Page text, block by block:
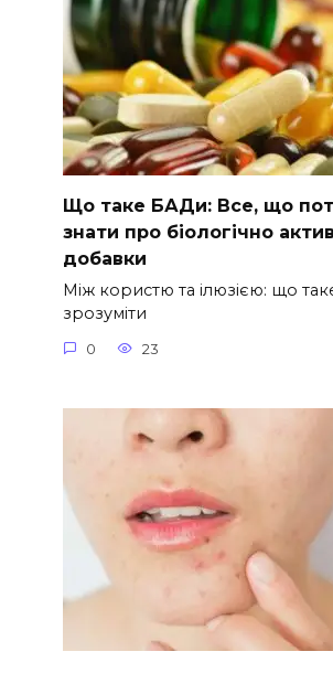
Що таке БАДи: Все, що
знати про біологічно
добавки
Між користю та ілюзією: що
зрозуміти
0 23